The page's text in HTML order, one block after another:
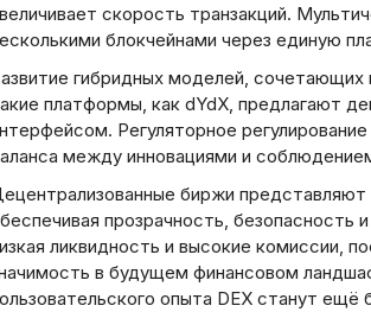
скорость транзакций.
блокчейнами через единую
гибридных моделей,
платформы, как dYdX, предлагают
Регуляторное
между инновациями и
биржи
прозрачность,
ликвидность и высокие комиссии,
в будущем финансовом
опыта DEX станут